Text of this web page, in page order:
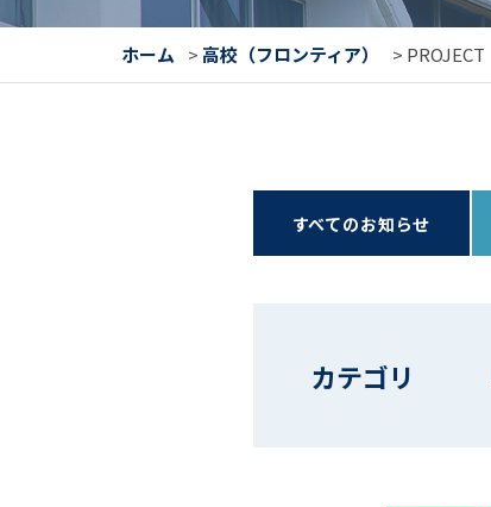
ホーム > 高校（フロンティア） > PROJECT
すべてのお知らせ
カテゴリ